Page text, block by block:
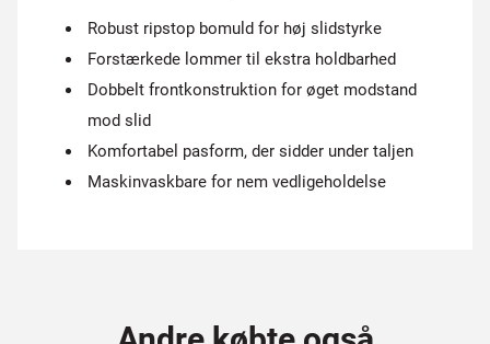
Robust ripstop bomuld for høj slidstyrke
Forstærkede lommer til ekstra holdbarhed
Dobbelt frontkonstruktion for øget modstand
mod slid
Komfortabel pasform, der sidder under taljen
Maskinvaskbare for nem vedligeholdelse